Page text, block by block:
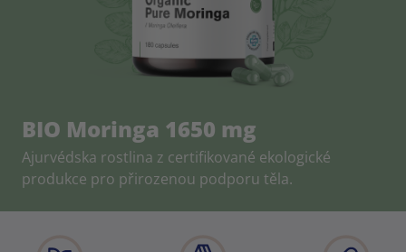
BIO Moringa 1650 mg
Ajurvédska rostlina z certifikované ekologické
produkce pro přirozenou podporu těla.